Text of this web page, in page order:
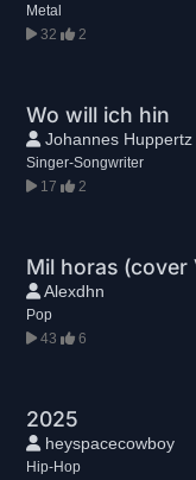
Metal
32
2
Wo will ich hin
Johannes Huppertz
Singer-Songwriter
17
2
Alexdhn
Pop
43
6
2025
heyspacecowboy
Hip-Hop